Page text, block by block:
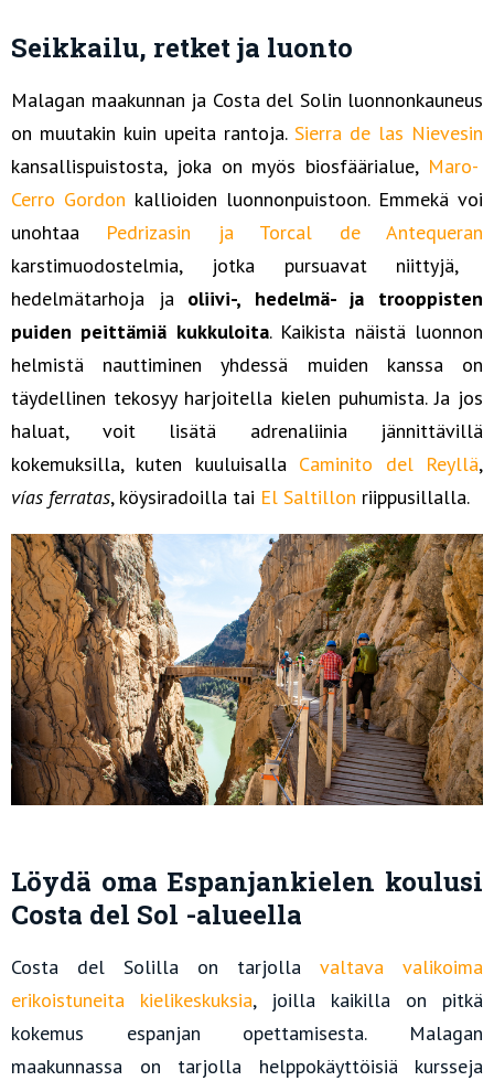
Seikkailu, retket ja luonto
Malagan maakunnan ja Costa del Solin luonnonkauneus
on muutakin kuin upeita rantoja. Sierra de las Nievesin
kansallispuistosta, joka on myös biosfäärialue, Maro-
Cerro Gordon kallioiden luonnonpuistoon. Emmekä voi
unohtaa Pedrizasin ja Torcal de Antequeran
karstimuodostelmia, jotka pursuavat niittyjä,
hedelmätarhoja ja oliivi-, hedelmä- ja trooppisten
puiden peittämiä kukkuloita. Kaikista näistä luonnon
helmistä nauttiminen yhdessä muiden kanssa on
täydellinen tekosyy harjoitella kielen puhumista. Ja jos
haluat, voit lisätä adrenaliinia jännittävillä
kokemuksilla, kuten kuuluisalla Caminito del Reyllä,
vías ferratas, köysiradoilla tai El Saltillon riippusillalla.
Löydä oma Espanjankielen koulusi
Costa del Sol -alueella
Costa del Solilla on tarjolla valtava valikoima
erikoistuneita kielikeskuksia, joilla kaikilla on pitkä
kokemus espanjan opettamisesta. Malagan
maakunnassa on tarjolla helppokäyttöisiä kursseja